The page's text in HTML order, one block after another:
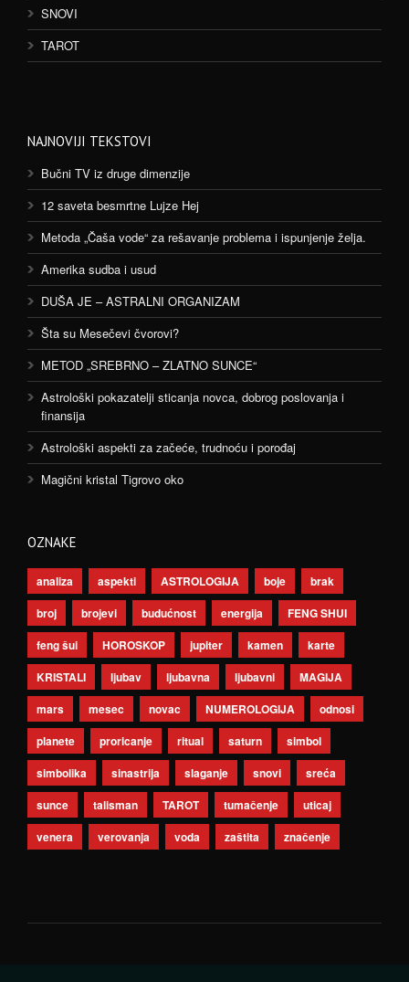
SNOVI
TAROT
NAJNOVIJI TEKSTOVI
Bučni TV iz druge dimenzije
12 saveta besmrtne Lujze Hej
Metoda „Čaša vode“ za rešavanje problema i ispunjenje želja.
Amerika sudba i usud
DUŠA JE – ASTRALNI ORGANIZAM
Šta su Mesečevi čvorovi?
METOD „SREBRNO – ZLATNO SUNCE“
Astrološki pokazatelji sticanja novca, dobrog poslovanja i
finansija
Astrološki aspekti za začeće, trudnoću i porođaj
Magični kristal Tigrovo oko
OZNAKE
analiza aspekti ASTROLOGIJA boje
brak
broj
brojevi budućnost energija
FENG SHUI
feng šui
HOROSKOP jupiter kamen
karte
KRISTALI
ljubav ljubavna ljubavni
MAGIJA
mars
mesec novac NUMEROLOGIJA
odnosi
planete
proricanje ritual saturn
simbol
simbolika
sinastrija slaganje snovi
sreća
sunce
talisman TAROT tumačenje
uticaj
venera
verovanja voda zaštita značenje